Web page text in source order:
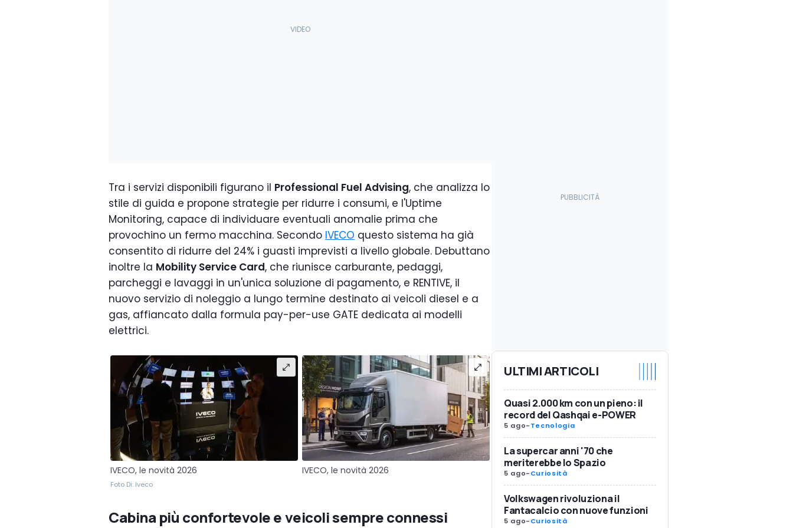
Tra i servizi disponibili figurano il Professional Fuel Advising, che analizza lo
stile di guida e propone strategie per ridurre i consumi, e l'Uptime
Monitoring, capace di individuare eventuali anomalie prima che
provochino un fermo macchina. Secondo IVECO questo sistema ha già
consentito di ridurre del 24% i guasti imprevisti a livello globale. Debuttano
inoltre la Mobility Service Card, che riunisce carburante, pedaggi,
parcheggi e lavaggi in un'unica soluzione di pagamento, e RENTIVE, il
nuovo servizio di noleggio a lungo termine destinato ai veicoli diesel e a
gas, affiancato dalla formula pay-per-use GATE dedicata ai modelli
elettrici.
IVECO, le novità 2026 IVECO, le novità 2026
Foto Di: Iveco
Cabina più confortevole e veicoli sempre connessi
ULTIMI ARTICOLI
Quasi 2.000 km con un pieno: il
record del Qashqai e-POWER
5 ago-Tecnologia
La supercar anni '70 che
meriterebbe lo Spazio
5 ago-Curiosità
Volkswagen rivoluziona il
Fantacalcio con nuove funzioni
5 ago-Curiosità